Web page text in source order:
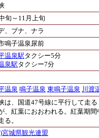
旬～11月上旬
、ブナ、ナラ
鳴子温泉尿前
温泉駅タクシー5分
泉駅タクシー7分
温泉 鳴子温泉 東鳴子温泉 川渡
は、国道47号線に平行して走
、紅葉におおわれる。紅葉期
る。
宮城県観光連盟